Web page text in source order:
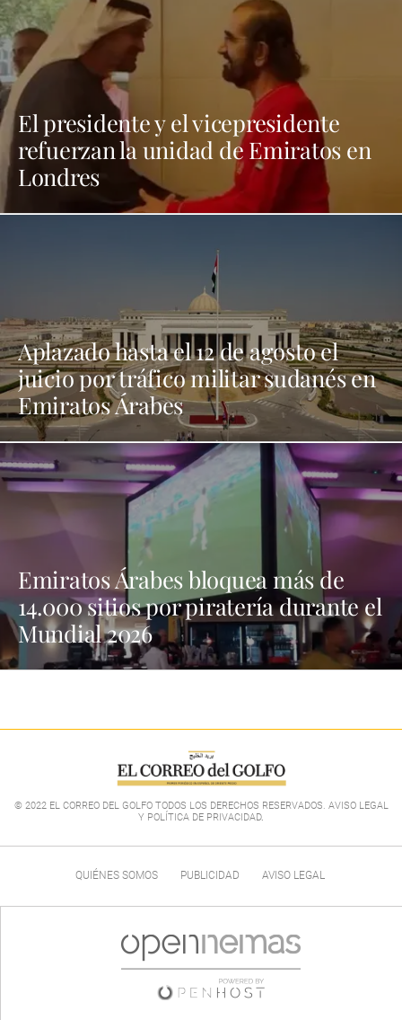
El presidente y el vicepresidente
refuerzan la unidad de Emiratos en
Londres
Aplazado hasta el 12 de agosto el
juicio por tráfico militar sudanés en
Emiratos Árabes
Emiratos Árabes bloquea más de
14.000 sitios por piratería durante el
Mundial 2026
© 2022 EL CORREO DEL GOLFO TODOS LOS DERECHOS RESERVADOS. AVISO LEGAL
Y POLÍTICA DE PRIVACIDAD.
QUIÉNES SOMOS PUBLICIDAD AVISO LEGAL